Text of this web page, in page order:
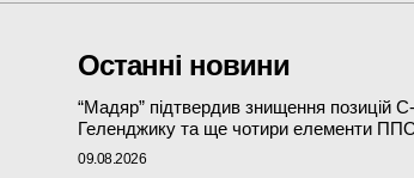
Останні новини
“Мадяр” підтвердив знищення позицій
Геленджику та ще чотири елементи
09.08.2026